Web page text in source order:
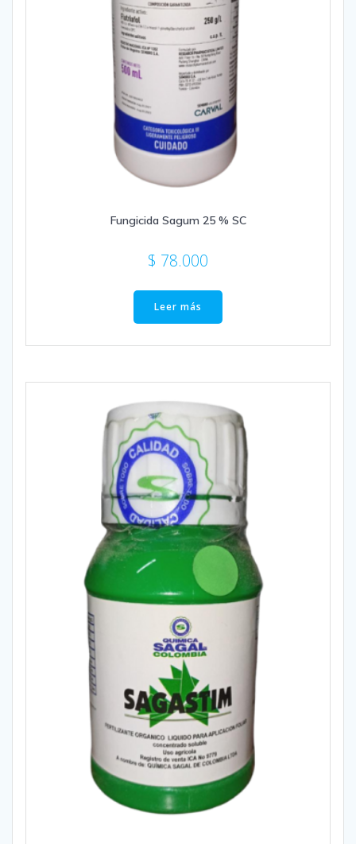
Fungicida Sagum 25 % SC
$ 78.000
Leer más